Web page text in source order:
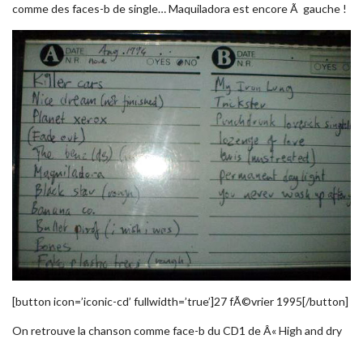
comme des faces-b de single… Maquiladora est encore Ã gauche !
[button icon=’iconic-cd’ fullwidth=’true’]27 fÃ©vrier 1995[/button]
On retrouve la chanson comme face-b du CD1 de Â« High and dry